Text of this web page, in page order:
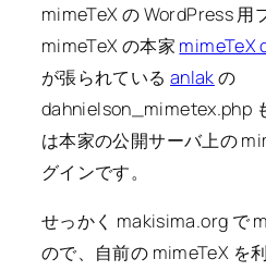
mimeTeX の WordPress 用
mimeTeX の本家 mimeTeX
が張られている anlakの
dahnielson_mimetex.php
は本家の公開サーバ上の
グインです。
せっかく makisima.org で
ので、自前の mimeTeX を